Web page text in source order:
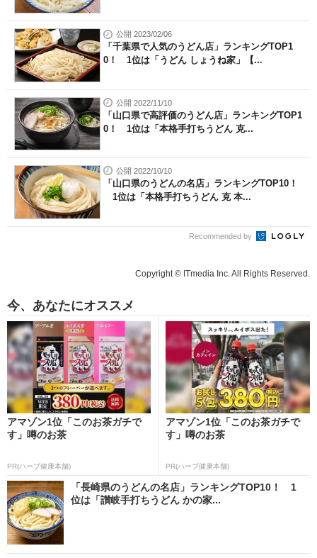
公開 2023/02/06
「千葉県で人気のうどん店」ランキングTOP1
0！ 1位は「うどん しょうね家」【...
公開 2022/11/10
「山口県で高評価のうどん店」ランキングTOP1
0！ 1位は「本格手打ちうどん 克...
公開 2022/10/10
「山口県のうどんの名店」ランキングTOP10！
1位は「本格手打ちうどん 克 本...
Recommended by
Copyright © ITmedia Inc. All Rights Reserved.
今、あなたにオススメ
アマゾン1位「このお茶ガチで
す」噂のお茶
PR(ハーブ健康本舗)
アマゾン1位「このお茶ガチで
す」噂のお茶
PR(ハーブ健康本舗)
「長崎県のうどんの名店」ランキングTOP10！ 1
位は「讃岐手打ちうどん かの家...